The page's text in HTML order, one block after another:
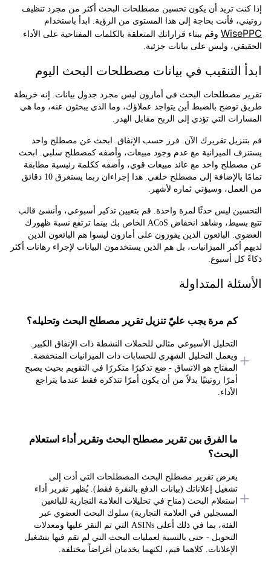
تريد أن يكون تحسين مصطلحات البحث أكثر من مجرد تنظيف
فأنت بحاجة إلى هذا المستوى من الرؤية. ابدأ باستخدام
وقم ببناء قراراتك المتعلقة بالكلمات المفتاحية على الأداء
وليس على بيانات جزئية.
التنقيب في بيانات مصطلحات البحث اليوم
مصطلحات البحث في أمازون ليس مجرد جدول بيانات. إنه خريطة
بالضبط أين يتواجد عملاؤك، وما الذي يبحثون عنه، وما هي
التي تؤدي إلى الربح مقابل الهدر.
تقريرك الآن. فرز حسب الإنفاق. ابحث عن مصطلح واحد
الميزانية مع عدم وجود مبيعات، وأضفه كمصطلح سلبي. ابحث
واحد مع عائد مبيعات قوي، وأضفه ككلمة رئيسية مطابقة
تمامًا بالإضافة إلى مصطلح خلفي. هذا إجراءان ربما يستغرق 10 دقائق
وسيؤتي ثماره لأشهر.
ليس حدثًا لمرة واحدة. قم بتعيين تذكير أسبوعي، وأنشئ قالب
تتبع بسيط، وشاهد انخفاض ACoS الخاص بك بينما ترتفع نسبة ظهورك
البائعون الذين يفوزون على أمازون ليسوا هم البائعون الذين
الميزانيات، بل هم الذين يستخدمون البيانات لإجراء رهانات أكثر
أسبوع.
المتداولة
كم مرة يجب عليّ تنزيل تقرير مصطلح البحث وتحليله؟
التحليل الأسبوعي مثالي للحملات النشطة ذات الإنفاق الكبير.
ويعمل التحليل الشهري للحسابات ذات الميزانيات المنخفضة.
المفتاح هو الاتساق - ضع تذكيرًا متكررًا في التقويم بحيث يصبح
أمرًا روتينيًا بدلاً من أن يكون أمرًا تتذكره فقط عندما يتراجع
ما الفرق بين تقرير مصطلح البحث وتقرير أداء استعلام
يعرض تقرير مصطلح البحث المصطلحات التي أدت إلى
تشغيل إعلاناتك (بيانات الدفع بالنقرة فقط). يُظهر تقرير أداء
استعلام البحث (متاح في تحليلات العلامة التجارية للبائعين
المسجلين في العلامة التجارية) سلوك البحث العضوي عبر
الفئة، بما في ذلك أعلى ASINs التي تم النقر عليها ومعدلات
التحويل - حتى بالنسبة لعمليات البحث التي لم تقم فيها بتشغيل
الإعلانات. كلاهما قيم، لكنهما يخدمان أغراضاً مختلفة.